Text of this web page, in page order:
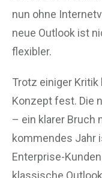
nun ohne
neue Outlook ist
flexibler.
Trotz einiger
Konzept fest. Die
– ein klarer Bruch
kommendes Jahr
Enterprise-
klassische